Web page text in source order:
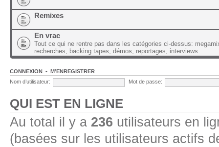
Remixes
En vrac
Tout ce qui ne rentre pas dans les catégories ci-dessus:
recherches, backing tapes, démos, reportages, interviews...
CONNEXION • M’ENREGISTRER
Nom d’utilisateur:
Mot de passe:
QUI EST EN LIGNE
Au total il y a 236 utilisateurs en
(basées sur les utilisateurs actifs